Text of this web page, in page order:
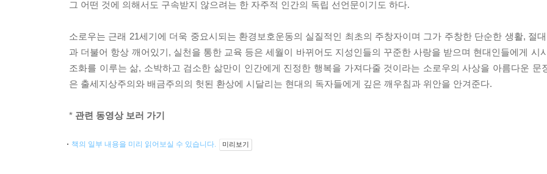
그 어떤 것에 의해서도 구속받지 않으려는 한 자주적 인간의 독립 선언문이기도 하다.
소로우는 근래 21세기에 더욱 중요시되는 환경보호운동의 실질적인 최초의 주창자이며 그가 주창한 단순한 생활, 절
과 더불어 항상 깨어있기, 실천을 통한 교육 등은 세월이 바뀌어도 지성인들의 꾸준한 사랑을 받으며 현대인들에게 시
조화를 이루는 삶, 소박하고 검소한 삶만이 인간에게 진정한 행복을 가져다줄 것이라는 소로우의 사상을 아름다운 문
은 출세지상주의와 배금주의의 헛된 환상에 시달리는 현대의 독자들에게 깊은 깨우침과 위안을 안겨준다.
* 관련 동영상 보러 가기
책의 일부 내용을 미리 읽어보실 수 있습니다. 미리보기